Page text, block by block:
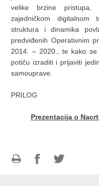
velike brzine pristupa,
zajedničkom
struktura i dinamika
predviđenih Operativnim
2014. – 2020., te kako
potiču izraditi i prijaviti
samouprave.
PRILOG
Prezentacija o